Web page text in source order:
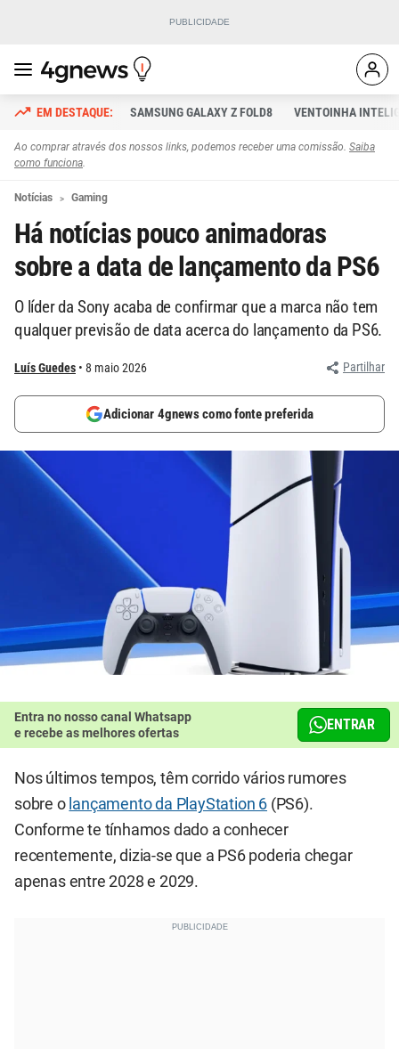
SAMSUNG GALAXY Z FOLD8 VENTOINHA
Ao comprar através dos nossos links, podemos receber uma comissão. Saiba
como funciona.
Notícias Gaming
Há notícias pouco animadoras
sobre a data de lançamento da PS6
O líder da Sony acaba de confirmar que a marca não tem
qualquer previsão de data acerca do lançamento da PS6.
Luís Guedes 8 maio 2026 Partilhar
Adicionar 4gnews como fonte preferida
Entra no nosso canal Whatsapp
e recebe as melhores ofertas
ENTRAR
Nos últimos tempos, têm corrido vários rumores
sobre o lançamento da PlayStation 6 (PS6).
Conforme te tínhamos dado a conhecer
recentemente, dizia-se que a PS6 poderia chegar
apenas entre 2028 e 2029.